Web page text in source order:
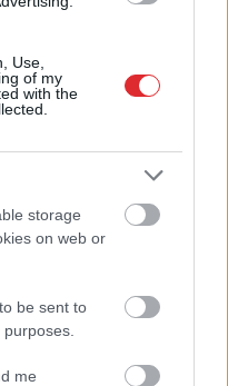
Use,
of my
with the
storage
on web or
be sent to
me
transportu:
tiktu no Jelgavas uz
Ziņot